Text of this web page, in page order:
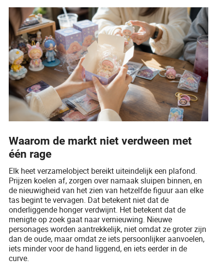
Waarom de markt niet verdween met
één rage
Elk heet verzamelobject bereikt uiteindelijk een plafond.
Prijzen koelen af, zorgen over namaak sluipen binnen, en
de nieuwigheid van het zien van hetzelfde figuur aan elke
tas begint te vervagen. Dat betekent niet dat de
onderliggende honger verdwijnt. Het betekent dat de
menigte op zoek gaat naar vernieuwing. Nieuwe
personages worden aantrekkelijk, niet omdat ze groter zijn
dan de oude, maar omdat ze iets persoonlijker aanvoelen,
iets minder voor de hand liggend, en iets eerder in de
curve.